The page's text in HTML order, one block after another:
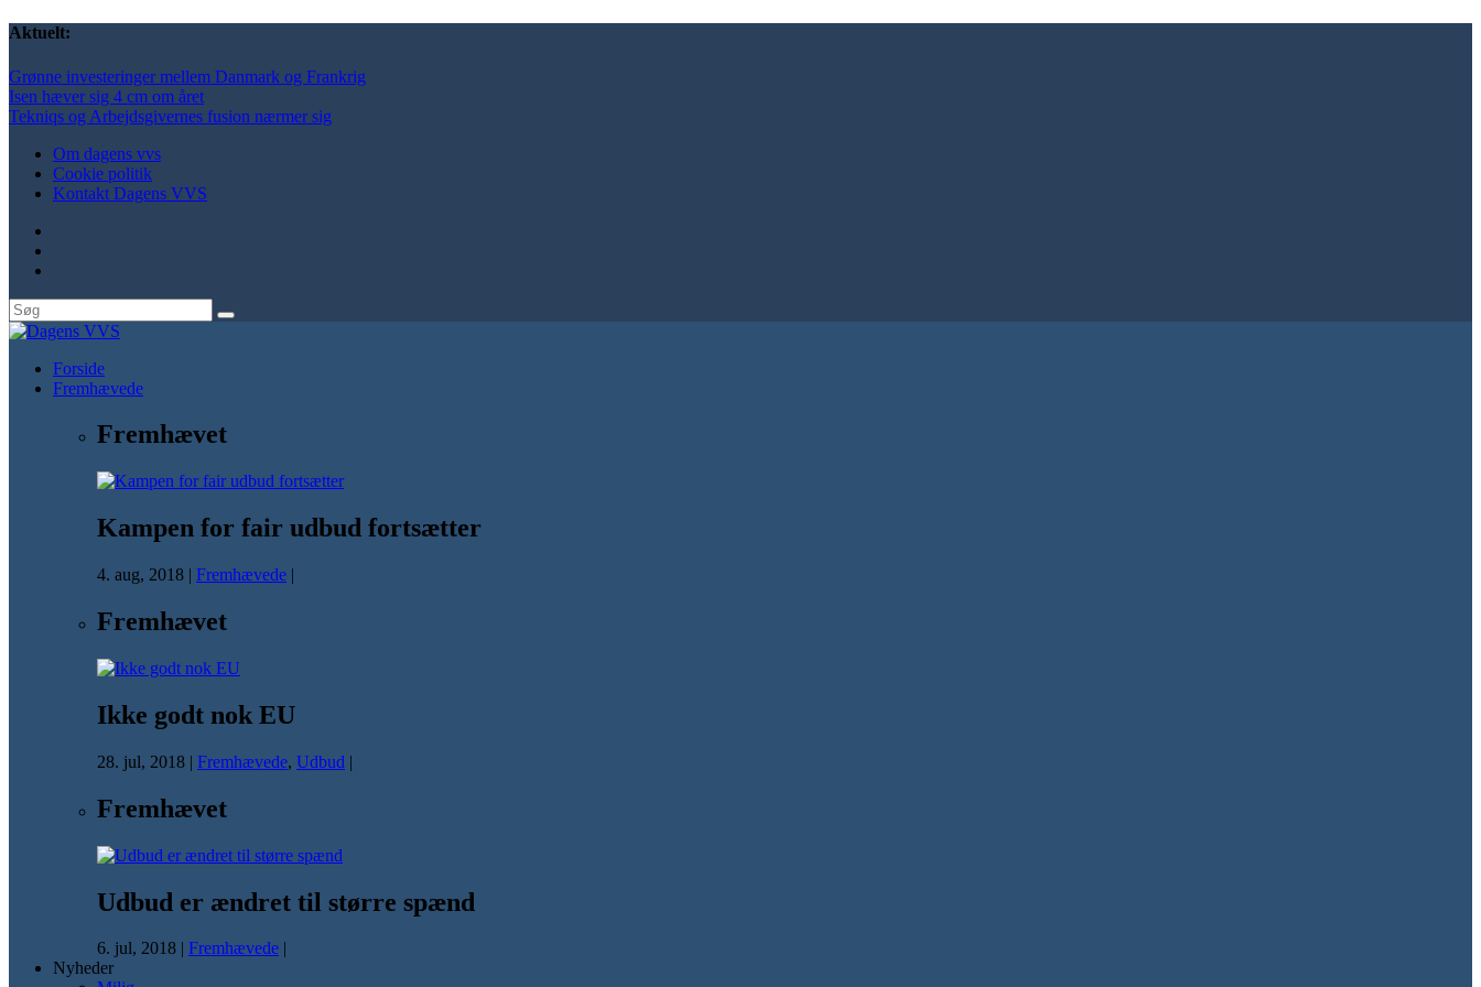
Aktuelt:
Grønne investeringer mellem Danmark og Frankrig
Isen hæver sig 4 cm om året
Tekniqs og Arbejdsgivernes fusion nærmer sig
Om dagens vvs
Cookie politik
Kontakt Dagens VVS
Forside
Fremhævede
Fremhævet
Kampen for fair udbud fortsætter
4. aug, 2018 | Fremhævede |
Fremhævet
Ikke godt nok EU
28. jul, 2018 | Fremhævede, Udbud |
Fremhævet
Udbud er ændret til større spænd
6. jul, 2018 | Fremhævede |
Nyheder